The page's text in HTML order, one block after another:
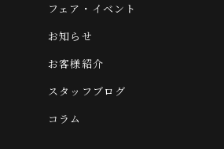
フェア・イベント
お知らせ
お客様紹介
スタッフブログ
コラム